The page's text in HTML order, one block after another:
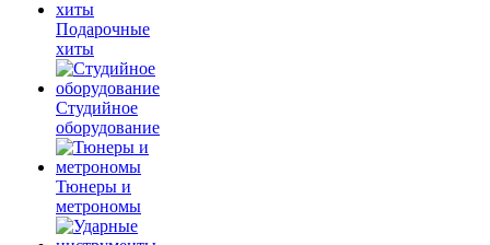
Подарочные
хиты
Студийное
оборудование
Тюнеры и
метрономы